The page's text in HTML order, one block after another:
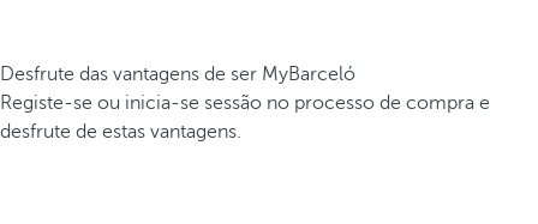
Desfrute das vantagens de ser MyBarceló
Registe-se ou inicia-se sessão no processo de compra e
desfrute de estas vantagens.